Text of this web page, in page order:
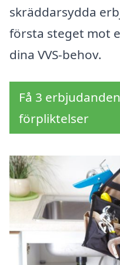
skräddarsydda
första steget mot
dina VVS-behov.
Få 3
förpliktelser